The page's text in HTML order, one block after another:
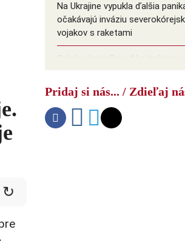
Na Ukrajine vypukla ďalšia
očakávajú inváziu
vojakov s raketami
Oslobodenie Goa: Ako India
↻
Pridaj si nás... / Zdieľaj